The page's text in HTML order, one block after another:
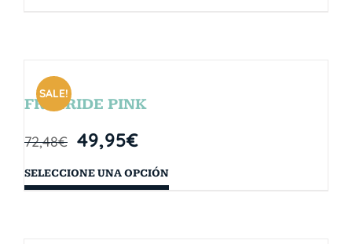
SALE!
FREERIDE PINK
72,48€ 49,95€
SELECCIONE UNA OPCIÓN